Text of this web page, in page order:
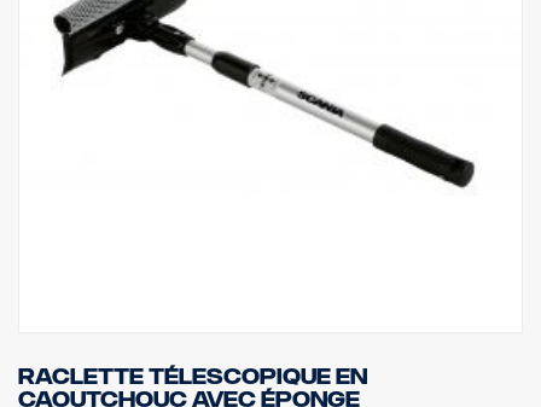
Raclette télescopique en
caoutchouc avec éponge